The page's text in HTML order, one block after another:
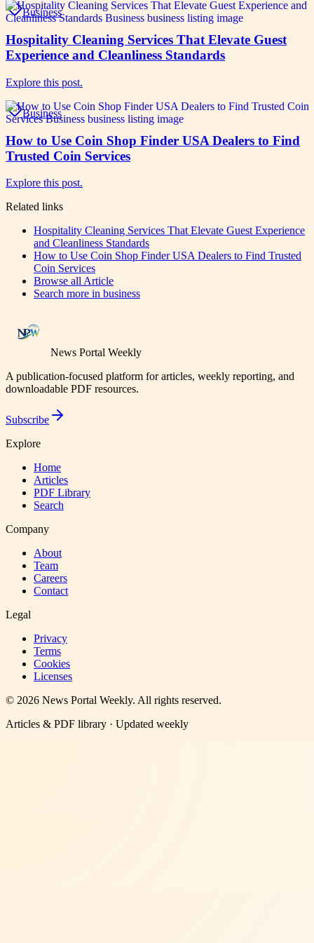
Business
Hospitality Cleaning Services That Elevate Guest
Experience and Cleanliness Standards
Explore this post.
Business
How to Use Coin Shop Finder USA Dealers to Find
Trusted Coin Services
Explore this post.
Related links
Hospitality Cleaning Services That Elevate Guest Experience
and Cleanliness Standards
How to Use Coin Shop Finder USA Dealers to Find Trusted
Coin Services
Browse all Article
Search more in business
News Portal Weekly
A publication-focused platform for articles, weekly reporting, and
downloadable PDF resources.
Subscribe
Explore
Home
Articles
PDF Library
Search
Company
About
Team
Careers
Contact
Legal
Privacy
Terms
Cookies
Licenses
© 2026 News Portal Weekly. All rights reserved.
Articles & PDF library · Updated weekly